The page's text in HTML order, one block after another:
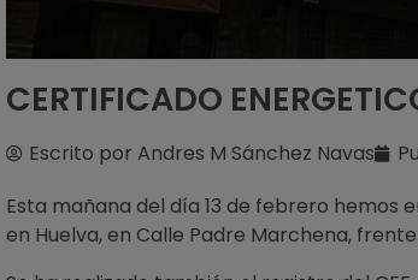
CERTIFICADO
Escrito por Andres M Sánchez Navas
Esta mañana del día 13 de febrero hemos
en Huelva, en Calle Padre Marchena,